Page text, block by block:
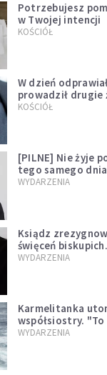
Potrzebujesz
w Twojej intencji
KOŚCIÓŁ
W dzień
prowadził drugie
kazał mu opuścić
KOŚCIÓŁ
[PILNE] Nie żyje
tego samego
sprawował Mszę
WYDARZENIA
Ksiądz
święceń
niegodny"
WYDARZENIA
Karmelitanka
współsiostry.
miłości"
WYDARZENIA